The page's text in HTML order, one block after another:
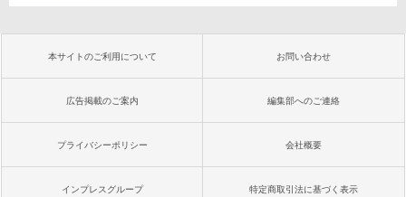
本サイトのご利用について お問い合わせ
広告掲載のご案内 編集部へのご連絡
プライバシーポリシー 会社概要
インプレスグループ 特定商取引法に基づく表示